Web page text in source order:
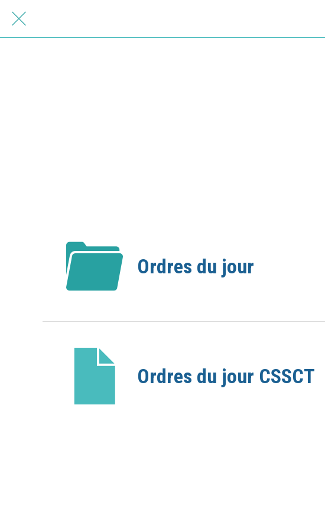
Ordres du jour
Ordres du jour CSSCT